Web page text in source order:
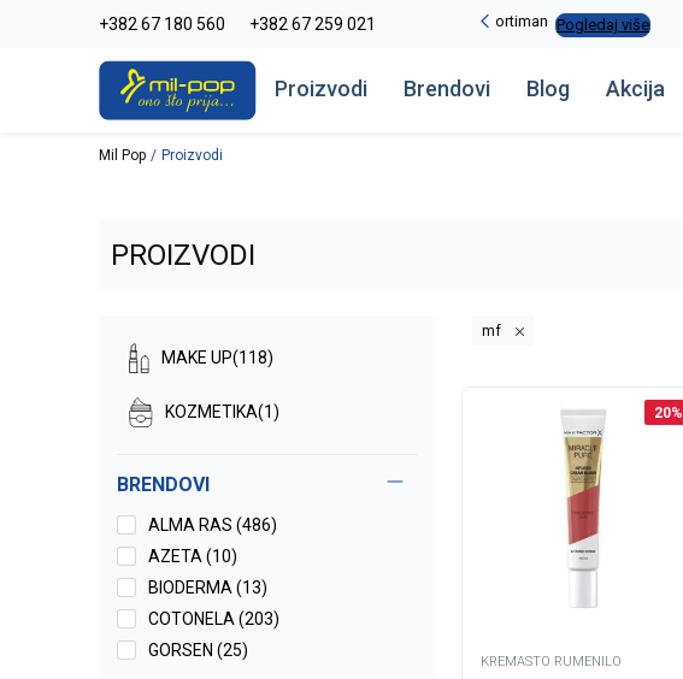
+382 67 180 560 +382 67 259 021
-20% na kompletan asortiman Pogledaj više
Proizvodi Brendovi Blog Akcija
Mil Pop Proizvodi
PROIZVODI
MAKE UP(118)
KOZMETIKA(1)
BRENDOVI
ALMA RAS (486)
AZETA (10)
BIODERMA (13)
COTONELA (203)
GORSEN (25)
mf
20%
KREMASTO RUMENILO